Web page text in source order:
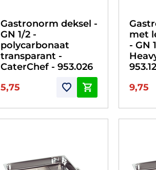
Gastronorm deksel -
GN 1/2 -
polycarbonaat
transparant -
CaterChef - 953.026
5,75
met
- GN
9,75